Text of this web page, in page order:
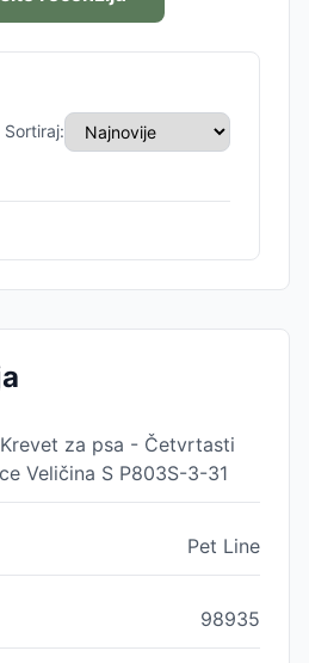
Sortiraj:
za psa - Četvrtasti
Veličina S P803S-3-31
Pet Line
98935